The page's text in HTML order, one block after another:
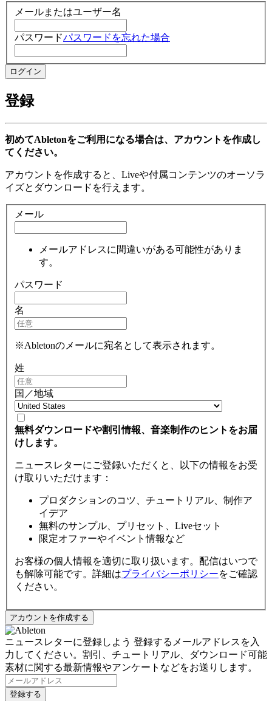
メールまたはユーザー名
パスワードパスワードを忘れた場合
登録
初めてAbletonをご利用になる場合は、アカウントを作成し
てください。
アカウントを作成すると、Liveや付属コンテンツのオーソラ
イズとダウンロードを行えます。
メール
メールアドレスに間違いがある可能性がありま
す。
パスワード
名
※Abletonのメールに宛名として表示されます。
姓
国／地域
無料ダウンロードや割引情報、音楽制作のヒントをお届
けします。
ニュースレターにご登録いただくと、以下の情報をお受
け取りいただけます：
プロダクションのコツ、チュートリアル、制作ア
イデア
無料のサンプル、プリセット、Liveセット
限定オファーやイベント情報など
お客様の個人情報を適切に取り扱います。配信はいつで
も解除可能です。詳細はプライバシーポリシーをご確認
ください。
ニュースレターに登録しよう 登録するメールアドレスを入
力してください。割引、チュートリアル、ダウンロード可能
素材に関する最新情報やアンケートなどをお送りします。